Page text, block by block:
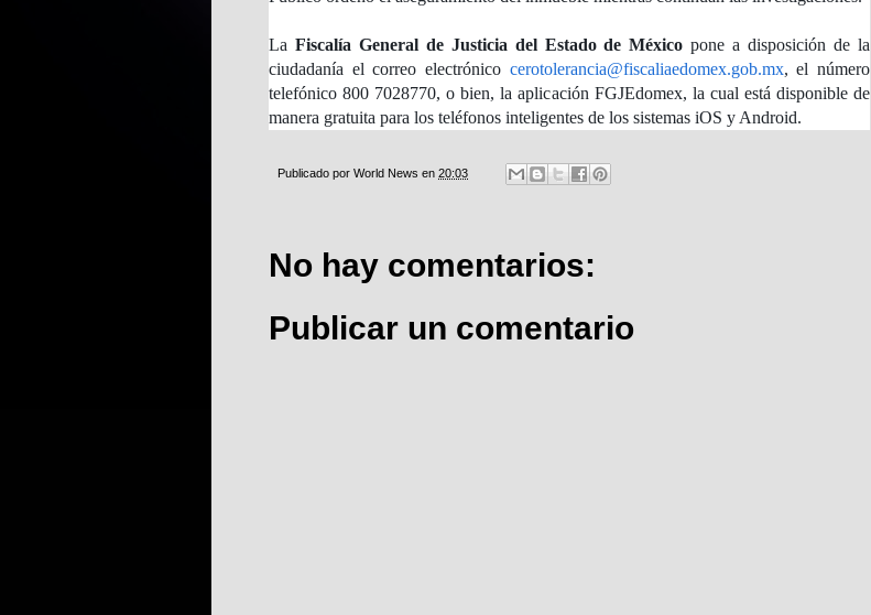
La Fiscalía General de Justicia del Estado de México pone a disposición de la
ciudadanía el correo electrónico cerotolerancia@fiscaliaedomex.gob.mx, el número
telefónico 800 7028770, o bien, la aplicación FGJEdomex, la cual está disponible de
manera gratuita para los teléfonos inteligentes de los sistemas iOS y Android.
Publicado por World News en 20:03
No hay comentarios:
Publicar un comentario